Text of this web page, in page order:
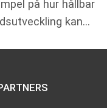
på hur hållbar
kan…